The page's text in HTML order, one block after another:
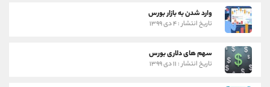
وارد شدن به بازار بورس
تاریخ انتشار : ۴ دی ۱۳۹۹
سهم های دلاری بورس
تاریخ انتشار : ۱۱ دی ۱۳۹۹